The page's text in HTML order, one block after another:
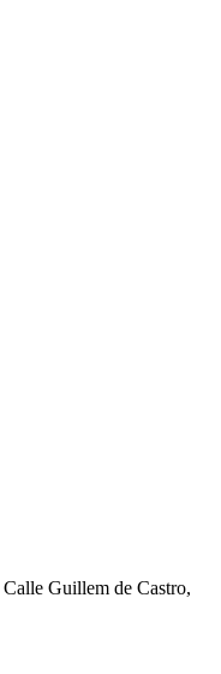
Calle Guillem de Castro,